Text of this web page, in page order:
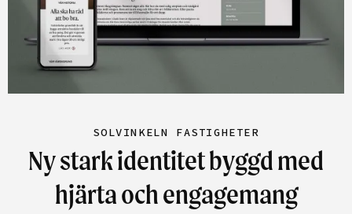
SOLVINKELN FASTIGHETER
Ny stark identitet byggd med
hjärta och engagemang